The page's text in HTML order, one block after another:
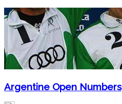
Argentine Open Numbers